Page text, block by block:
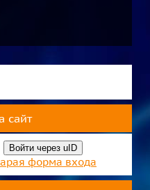
сайт
Войти через uID
форма входа